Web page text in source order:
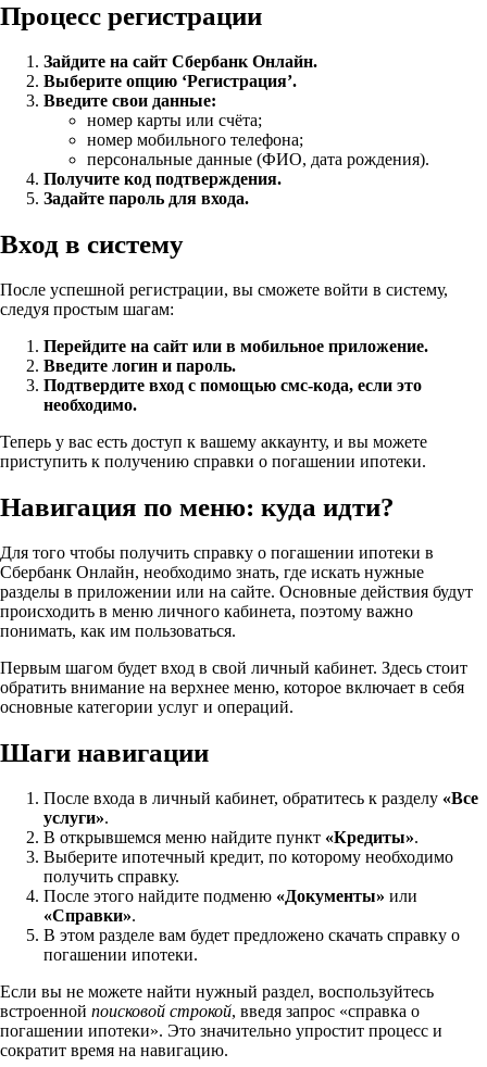
Процесс регистрации
Зайдите на сайт Сбербанк Онлайн.
Выберите опцию ‘Регистрация’.
Введите свои данные:
номер карты или счёта;
номер мобильного телефона;
персональные данные (ФИО, дата рождения).
Получите код подтверждения.
Задайте пароль для входа.
Вход в систему
После успешной регистрации, вы сможете войти в систему,
следуя простым шагам:
Перейдите на сайт или в мобильное приложение.
Введите логин и пароль.
Подтвердите вход с помощью смс-кода, если это
необходимо.
Теперь у вас есть доступ к вашему аккаунту, и вы можете
приступить к получению справки о погашении ипотеки.
Навигация по меню: куда идти?
Для того чтобы получить справку о погашении ипотеки в
Сбербанк Онлайн, необходимо знать, где искать нужные
разделы в приложении или на сайте. Основные действия будут
происходить в меню личного кабинета, поэтому важно
понимать, как им пользоваться.
Первым шагом будет вход в свой личный кабинет. Здесь стоит
обратить внимание на верхнее меню, которое включает в себя
основные категории услуг и операций.
Шаги навигации
После входа в личный кабинет, обратитесь к разделу «Все
услуги».
В открывшемся меню найдите пункт «Кредиты».
Выберите ипотечный кредит, по которому необходимо
получить справку.
После этого найдите подменю «Документы» или
«Справки».
В этом разделе вам будет предложено скачать справку о
погашении ипотеки.
Если вы не можете найти нужный раздел, воспользуйтесь
встроенной поисковой строкой, введя запрос «справка о
погашении ипотеки». Это значительно упростит процесс и
сократит время на навигацию.